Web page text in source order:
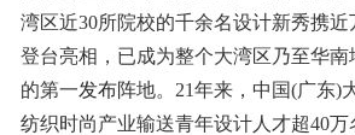
湾区近30所院校的千余名设计新秀携
登台亮相，已成为整个大湾区乃至华
的第一发布阵地。21年来，中国(广东)
纺织时尚产业输送青年设计人才超40